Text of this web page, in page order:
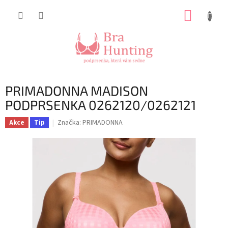
PRIMADONNA MADISON
PODPRSENKA 0262120/0262121
Akce Tip Značka: PRIMADONNA